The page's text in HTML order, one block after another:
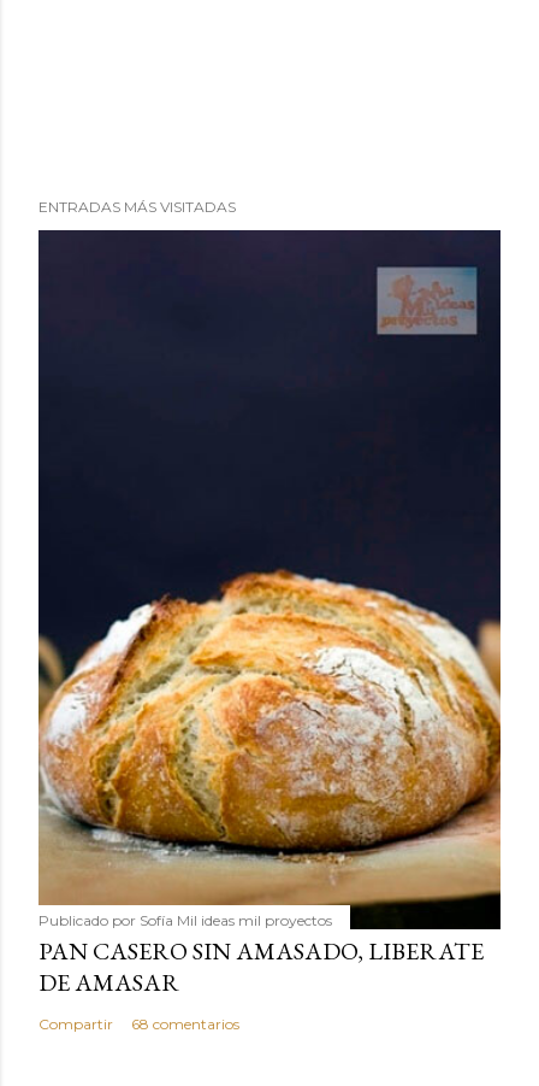
ENTRADAS MÁS VISITADAS
Publicado por Sofía Mil ideas mil proyectos
PAN CASERO SIN AMASADO, LIBERATE
DE AMASAR
Compartir 68 comentarios